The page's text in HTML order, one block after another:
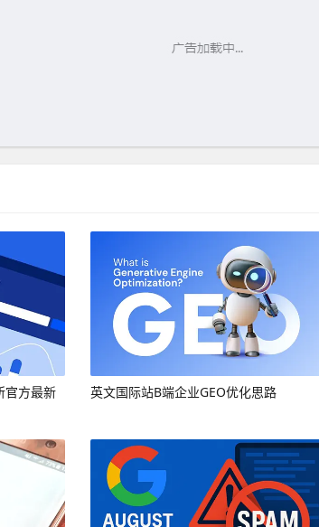
官方最新
英文国际站B端企业GEO优化思路